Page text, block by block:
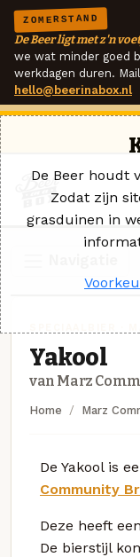
ZOMERSTAND
De Beer ligt met z'n
we wat minder goed
werkdagen duren.
hello@beerinabox.nl
Yakool
van Marz
Home Marz
De Yakool is
Community
Deze heeft
De bierstijl
De Beer houdt
Zodat zijn
grasduinen in